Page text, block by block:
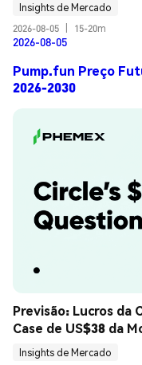
Insights de Mercado
2026-08-05
15-20m
2026-08-05
Pump.fun Preço
2026-2030
Previsão: Lucros da
Case de US$38 da
Insights de Mercado